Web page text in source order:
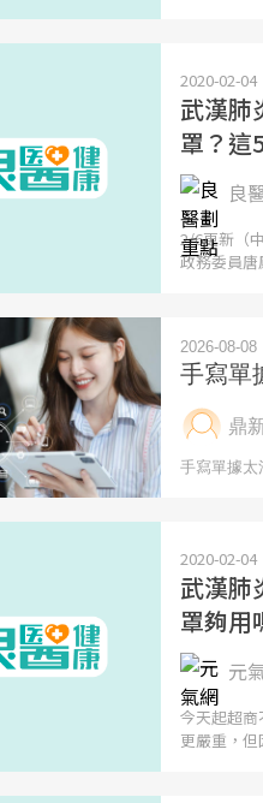
2020-02-04
武漢肺
罩？這
良
2/6更新（
政務委員唐
2020-02-04
武漢肺
罩夠用
元
今天起超
更嚴重，